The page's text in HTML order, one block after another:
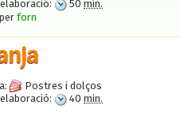
50 min.
forn
Postres i dolços
40 min.